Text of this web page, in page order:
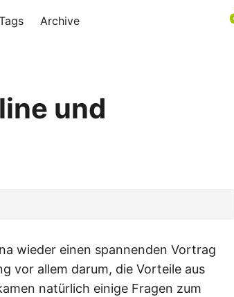
Archive
und
wieder einen spannenden Vortrag
vor allem darum, die Vorteile aus
natürlich einige Fragen zum